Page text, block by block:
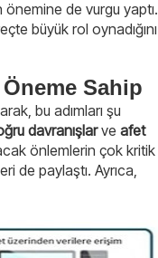
de vurgu yaptı.
büyük rol oynadığını
Sahip
bu adımları şu
davranışlarve afet
önlemlerin çok kritik
de paylaştı. Ayrıca,